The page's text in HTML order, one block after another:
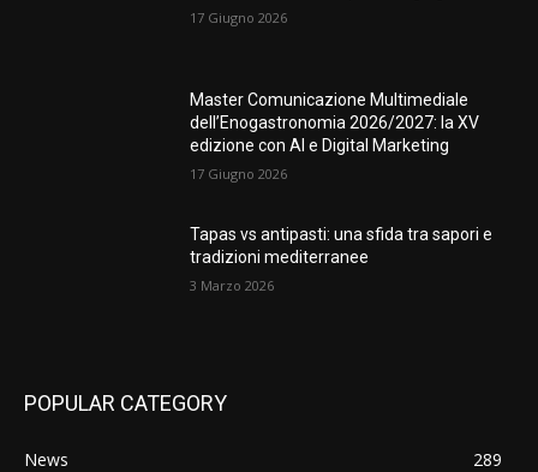
17 Giugno 2026
Master Comunicazione Multimediale
dell’Enogastronomia 2026/2027: la XV
edizione con AI e Digital Marketing
17 Giugno 2026
Tapas vs antipasti: una sfida tra sapori e
tradizioni mediterranee
3 Marzo 2026
POPULAR CATEGORY
News
289